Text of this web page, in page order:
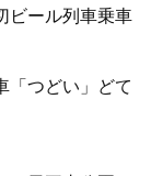
ビール列車乗車
「つどい」どて